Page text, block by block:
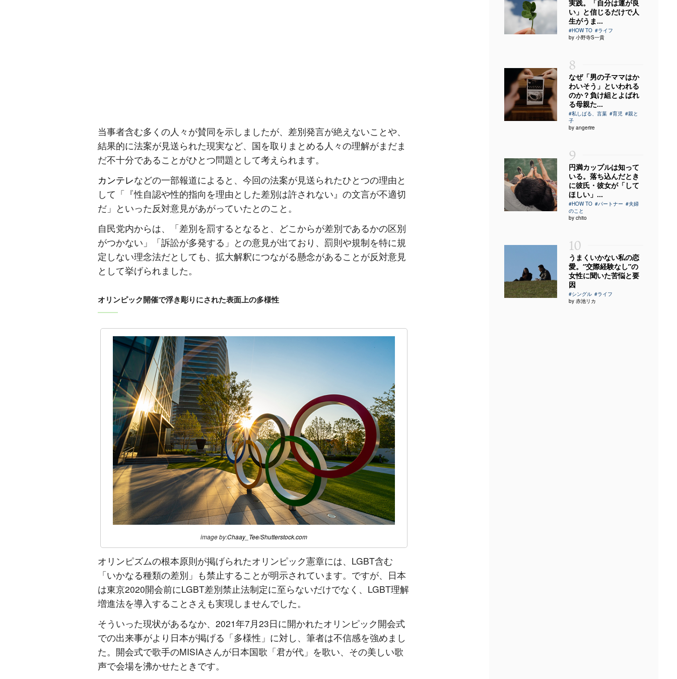
当事者含む多くの人々が賛同を示しましたが、差別発言が絶えないことや、
結果的に法案が見送られた現実など、国を取りまとめる人々の理解がまだま
だ不十分であることがひとつ問題として考えられます。
カンテレなどの一部報道によると、今回の法案が見送られたひとつの理由と
して「『性自認や性的指向を理由とした差別は許されない』の文言が不適切
だ」といった反対意見があがっていたとのこと。
自民党内からは、「差別を罰するとなると、どこからが差別であるかの区別
がつかない」「訴訟が多発する」との意見が出ており、罰則や規制を特に規
定しない理念法だとしても、拡大解釈につながる懸念があることが反対意見
として挙げられました。
オリンピック開催で浮き彫りにされた表面上の多様性
image by:Chaay_Tee/Shutterstock.com
オリンピズムの根本原則が掲げられたオリンピック憲章には、LGBT含む
「いかなる種類の差別」も禁止することが明示されています。ですが、日本
は東京2020開会前にLGBT差別禁止法制定に至らないだけでなく、LGBT理解
増進法を導入することさえも実現しませんでした。
そういった現状があるなか、2021年7月23日に開かれたオリンピック開会式
での出来事がより日本が掲げる「多様性」に対し、筆者は不信感を強めまし
た。開会式で歌手のMISIAさんが日本国歌「君が代」を歌い、その美しい歌
声で会場を沸かせたときです。
実践。「自分は運が良
い」と信じるだけで人
生がうま...
#HOW TO #ライフ
by 小野寺S一貴
8
なぜ「男の子ママはか
わいそう」といわれる
のか？負け組とよばれ
る母親た...
#私しばる、言葉 #育児 #親と
子
by angerire
9
円満カップルは知って
いる。落ち込んだとき
に彼氏・彼女が「して
ほしい」...
#HOW TO #パートナー #夫婦
のこと
by chito
10
うまくいかない私の恋
愛。“交際経験なし”の
女性に聞いた苦悩と要
因
#シングル #ライフ
by 赤池リカ